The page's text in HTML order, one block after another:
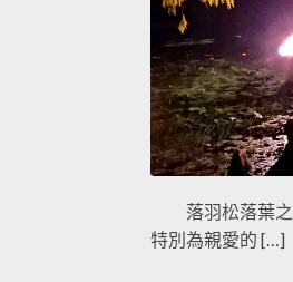
落羽松落葉之
特別為親愛的 […]